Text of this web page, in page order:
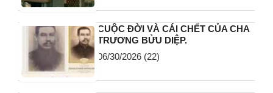
CUỘC ĐỜI VÀ CÁI CHẾT CỦA CHA
TRƯƠNG BỬU DIỆP.
06/30/2026 (22)